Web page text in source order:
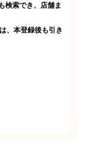
検索でき、店舗ま
、本登録後も引き